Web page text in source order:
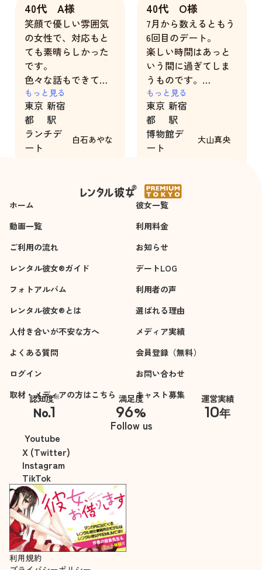
40代 A様
笑顔で優しい雰囲気
の女性で、対応もと
ても素晴らしかった
です。
色々な話もできて楽
しい時間を過ごすこ
とができました。あ
りがとうございまし
た。
もっと見る
東京
都
新宿
駅
ランチデ
ート
白石あやな
40代 O様
7月から数えるともう
6回目のデート。
楽しい時間はあっと
いう間に過ぎてしま
うものです。
今年はキャストさん
の沢山の笑顔に癒さ
れました。
どうもありがとう。
もっと見る
東京
都
新宿
駅
博物館デ
ート
大山真央
ホーム
彼女一覧
動画一覧
利用料金
ご利用の流れ
お知らせ
レンタル彼女®ガイド
デートLOG
フォトアルバム
利用者の声
レンタル彼女®とは
選ばれる理由
人付き合いが不安な方へ
メディア実績
よくある質問
会員登録（無料）
ログイン
お問い合わせ
取材・メディアの方はこちら
キャスト募集
認知度※
No.1
※自社調べ
満足度
96%
運営実績
10年
Follow us
Youtube
X (Twitter)
Instagram
TikTok
利用規約